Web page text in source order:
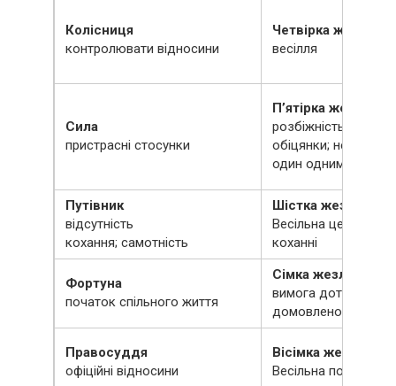
Колісниця
контролювати відносини
Четвірка жезлів
весілля
Сила
пристрасні стосунки
П’ятірка жезлів
розбіжність;
обіцянки;
один одним
Путівник
відсутність
кохання; самотність
Шістка жезлів
Весільна церемонія;
коханні
Фортуна
початок спільного життя
Сімка жезлів
вимога
домовленостей
Правосуддя
офіційні відносини
Вісімка жезлів
Весільна подорож